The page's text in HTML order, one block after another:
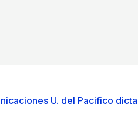
U. del Pacifico